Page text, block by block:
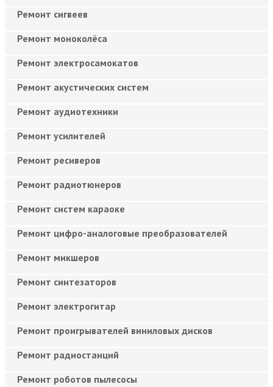
Ремонт сигвеев
Ремонт моноколёса
Ремонт электросамокатов
Ремонт акустических систем
Ремонт аудиотехники
Ремонт усилителей
Ремонт ресиверов
Ремонт радиотюнеров
Ремонт систем караоке
Ремонт цифро-аналоговые преобразователей
Ремонт микшеров
Ремонт синтезаторов
Ремонт электрогитар
Ремонт проигрывателей виниловых дисков
Ремонт радиостанций
Ремонт роботов пылесосы